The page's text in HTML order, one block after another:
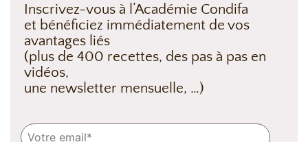
Inscrivez-vous à l’Académie Condifa
et bénéficiez immédiatement de vos
avantages liés
(plus de 400 recettes, des pas à pas en
vidéos,
une newsletter mensuelle, …)